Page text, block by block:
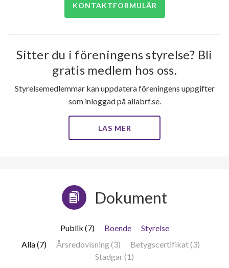
lägenheter
KONTAKTFORMULÄR
Sitter du i föreningens styrelse? Bli
gratis medlem hos oss.
Styrelsemedlemmar kan uppdatera föreningens uppgifter
som inloggad på allabrf.se.
LÄS MER
Dokument
Publik (7) Boende
Styrelse
Alla (7)
Årsredovisning (3)
Betygscertifikat (3)
Stadgar (1)